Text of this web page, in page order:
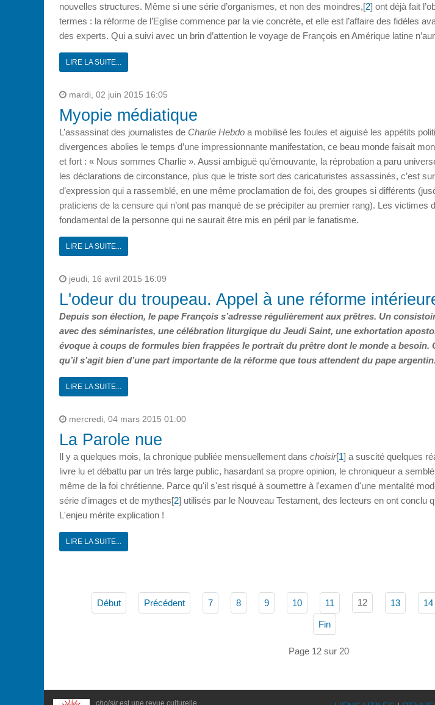
nouvelles structures. Même si une série d’organismes, et non des moindres,[2] ont déjà fait
termes : la réforme de l’Eglise commence par la vie concrète, et elle est l’affaire des fidèles
des experts. Qui a suivi avec un brin d’attention le voyage de François en Amérique latine
LIRE LA SUITE...
mardi, 02 juin 2015 16:05
Myopie médiatique
L’assassinat des journalistes de Charlie Hebdo a mobilisé les foules et aiguisé les appétits
divergences abolies le temps d’une impressionnante manifestation, ce beau monde faisait
et fort : « Nous sommes Charlie ». Aussi ambiguë qu’émouvante, la réprobation a paru
les déclarations de circonstance, plus que le triste sort des caricaturistes assassinés, c’est
d’expression qui a rassemblé, en une même proclamation de foi, des groupes si différents
praticiens de la censure qui n’ont pas manqué de se précipiter au premier rang). Les victimes
fondamental de la personne qui ne saurait être mis en péril par le fanatisme.
LIRE LA SUITE...
jeudi, 16 avril 2015 16:09
L'odeur du troupeau. Appel à une réforme
Depuis son élection, le pape François s’adresse régulièrement aux prêtres. Un
avec des séminaristes, une célébration liturgique du Jeudi Saint, une exhortation
évoque à coups de formules bien frappées le portrait du prêtre dont le monde a besoin.
qu’il s’agit bien d’une part importante de la réforme que tous attendent du pape argentin.
LIRE LA SUITE...
mercredi, 04 mars 2015 01:00
La Parole nue
Il y a quelques mois, la chronique publiée mensuellement dans choisir[1] a suscité quelques
livre lu et débattu par un très large public, hasardant sa propre opinion, le chroniqueur a
même de la foi chrétienne. Parce qu'il s'est risqué à soumettre à l'examen d'une mentalité
série d'images et de mythes[2] utilisés par le Nouveau Testament, des lecteurs en ont conclu
L'enjeu mérite explication !
LIRE LA SUITE...
Début Précédent 7 8 9 10 11 12 13 14
Fin
Page 12 sur 20
choisirest une revue culturelle